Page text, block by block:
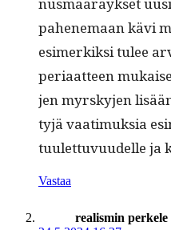
nus­määräyk­set
pahen­e­maan kävi
esimerkik­si tulee
pe­ri­aat­teen
jen myrsky­jen
tyjä vaa­timuk­sia
tuulet­tuvu­udelle ja
Vastaa
realismin perkele